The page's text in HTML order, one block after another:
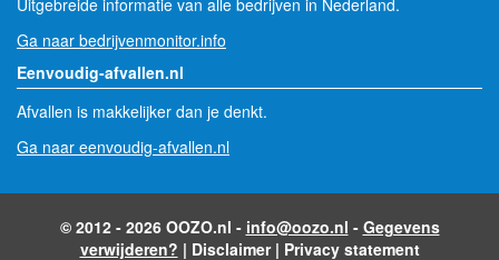
Ga naar bedrijvenmonitor.info
Eenvoudig-afvallen.nl
Afvallen is makkelijker dan je denkt.
Ga naar eenvoudig-afvallen.nl
© 2012 - 2026 OOZO.nl - info@oozo.nl - Gegevens
verwijderen? | Disclaimer| Privacy statement